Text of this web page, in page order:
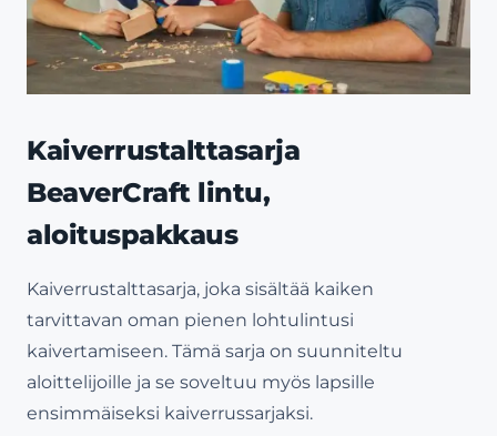
Kaiverrustalttasarja
BeaverCraft lintu,
aloituspakkaus
Kaiverrustalttasarja, joka sisältää kaiken
tarvittavan oman pienen lohtulintusi
kaivertamiseen. Tämä sarja on suunniteltu
aloittelijoille ja se soveltuu myös lapsille
ensimmäiseksi kaiverrussarjaksi.